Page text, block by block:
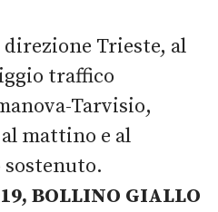
direzione Trieste, al
traffico
Tarvisio,
mattino e al
BOLLINO GIALLO